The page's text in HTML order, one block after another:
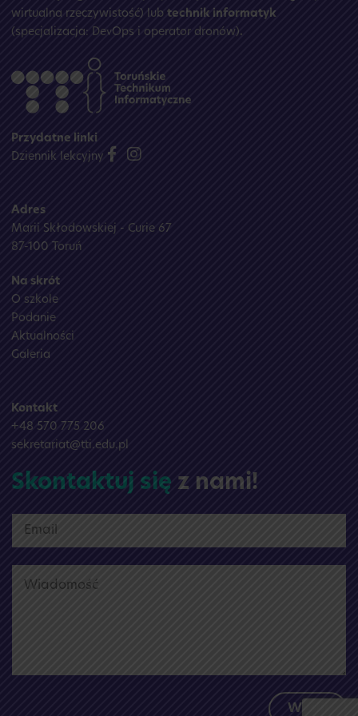
wirtualna rzeczywistość) lub technik informatyk
(specjalizacja: DevOps i operator dronów).
Przydatne linki
Dziennik lekcyjny
Adres
Marii Skłodowskiej - Curie 67
87-100 Toruń
Na skrót
O szkole
Podanie
Aktualności
Galeria
Kontakt
+48 570 775 206
sekretariat@tti.edu.pl
Skontaktuj się z nami!